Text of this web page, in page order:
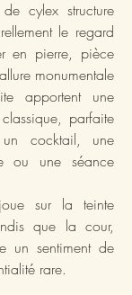
cylex structure
le regard
en pierre, pièce
monumentale
apportent une
parfaite
cocktail, une
ou une séance
sur la teinte
que la cour,
un sentiment de
rare.